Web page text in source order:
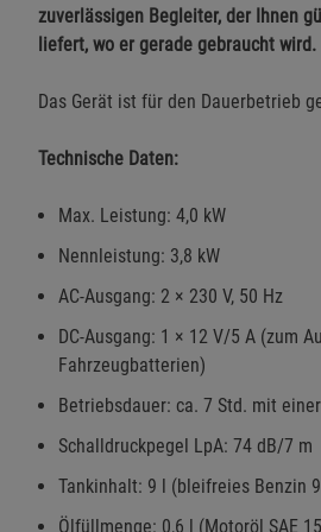
zuverlässigen Begleiter, der Ihnen
liefert, wo er gerade gebraucht wird.
Das Gerät ist für den Dauerbetrieb
Technische Daten:
Max. Leistung: 4,0 kW
Nennleistung: 3,8 kW
AC-Ausgang: 2 × 230 V, 50 Hz
DC-Ausgang: 1 × 12 V/5 A (zum
Fahrzeugbatterien)
Betriebsdauer: ca. 7 Std. mit
Schalldruckpegel LpA: 74 dB/7 m
Tankinhalt: 9 l (bleifreies Benzin
Ölfüllmenge: 0,6 l (Motoröl SAE
Funktionale Cookies (1)
Statistik Cookies (2)
Beschreibung Statistik Cookies
Cookie-Informationen
Marketing Cookies (3)
Beschreibung Marketing Cookies
Cookie-Informationen